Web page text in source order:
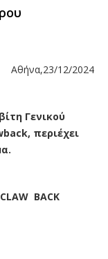
Αθήνα,23/12/2024
Γενικού
περιέχει
CLAW BACK